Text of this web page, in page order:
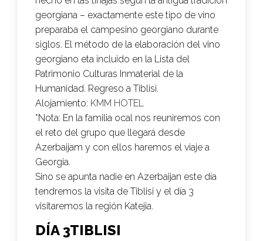
georgiana – exactamente este tipo de vino
preparaba el campesino georgiano durante
siglos. El método de la elaboración del vino
georgiano eta incluido en la Lista del
Patrimonio Culturas Inmaterial de la
Humanidad. Regreso a Tiblisi.
Alojamiento: KMM HOTEL
*Nota: En la familia ocal nos reuniremos con
el reto del grupo que llegará desde
Azerbaijam y con ellos haremos el viaje a
Georgia.
Sino se apunta nadie en Azerbaijan este día
tendremos la visita de Tiblisi y el día 3
visitaremos la región Katejia.
DÍA 3TIBLISI